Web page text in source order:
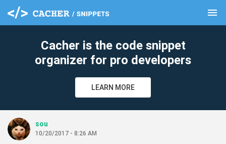
menu
Cacher is the code snippet
organizer for pro developers
LEARN MORE
sou
10/20/2017 - 8:26 AM
clear